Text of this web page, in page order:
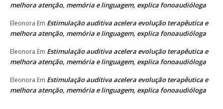
melhora atenção, memória e linguagem, explica fonoaudióloga
Eleonora Em Estimulação auditiva acelera evolução terapêutica e
melhora atenção, memória e linguagem, explica fonoaudióloga
Eleonora Em Estimulação auditiva acelera evolução terapêutica e
melhora atenção, memória e linguagem, explica fonoaudióloga
Eleonora Em Estimulação auditiva acelera evolução terapêutica e
melhora atenção, memória e linguagem, explica fonoaudióloga